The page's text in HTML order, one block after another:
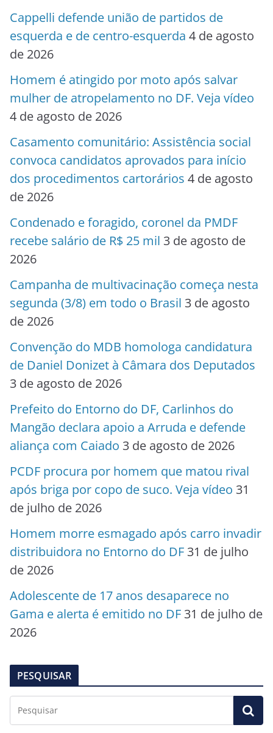
Cappelli defende união de partidos de
esquerda e de centro-esquerda 4 de agosto
de 2026
Homem é atingido por moto após salvar
mulher de atropelamento no DF. Veja vídeo
4 de agosto de 2026
Casamento comunitário: Assistência social
convoca candidatos aprovados para início
dos procedimentos cartorários 4 de agosto
de 2026
Condenado e foragido, coronel da PMDF
recebe salário de R$ 25 mil 3 de agosto de
2026
Campanha de multivacinação começa nesta
segunda (3/8) em todo o Brasil 3 de agosto
de 2026
Convenção do MDB homologa candidatura
de Daniel Donizet à Câmara dos Deputados
3 de agosto de 2026
Prefeito do Entorno do DF, Carlinhos do
Mangão declara apoio a Arruda e defende
aliança com Caiado 3 de agosto de 2026
PCDF procura por homem que matou rival
após briga por copo de suco. Veja vídeo 31
de julho de 2026
Homem morre esmagado após carro invadir
distribuidora no Entorno do DF 31 de julho
de 2026
Adolescente de 17 anos desaparece no
Gama e alerta é emitido no DF 31 de julho de
2026
PESQUISAR